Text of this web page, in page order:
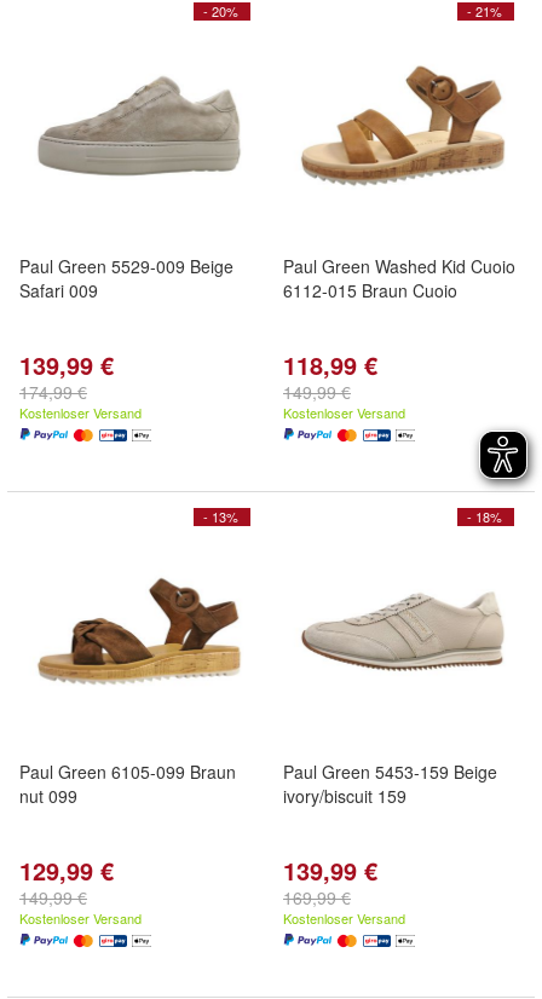
- 20%
Paul Green 5529-009 Beige
Safari 009
139,99 €
174,99 €
Kostenloser Versand
- 21%
Paul Green Washed Kid Cuoio
6112-015 Braun Cuoio
118,99 €
149,99 €
Kostenloser Versand
- 13%
Paul Green 6105-099 Braun
nut 099
129,99 €
149,99 €
Kostenloser Versand
- 18%
Paul Green 5453-159 Beige
ivory/biscuit 159
139,99 €
169,99 €
Kostenloser Versand